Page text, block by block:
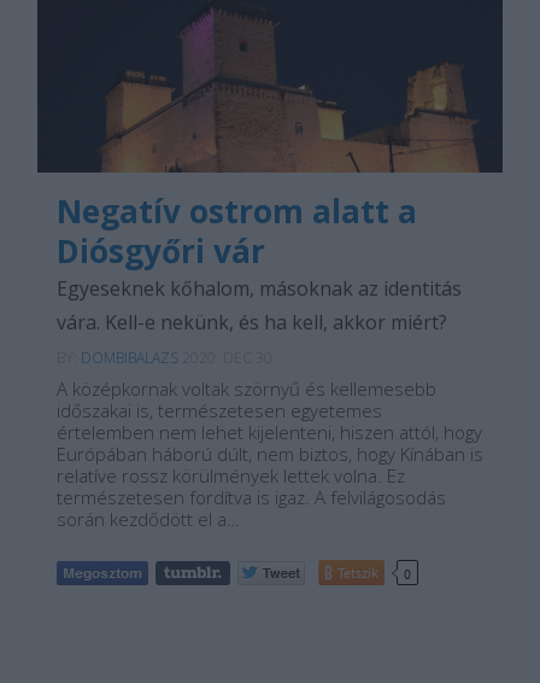
Negatív ostrom alatt a
Diósgyőri vár
Egyeseknek kőhalom, másoknak az identitás
vára. Kell-e nekünk, és ha kell, akkor miért?
DOMBIBALAZS
A középkornak voltak szörnyű és kellemesebb
időszakai is, természetesen egyetemes
értelemben nem lehet kijelenteni, hiszen attól, hogy
Európában háború dúlt, nem biztos, hogy Kínában is
relatíve rossz körülmények lettek volna. Ez
természetesen fordítva is igaz. A felvilágosodás
során kezdődött el a…
Tetszik 0